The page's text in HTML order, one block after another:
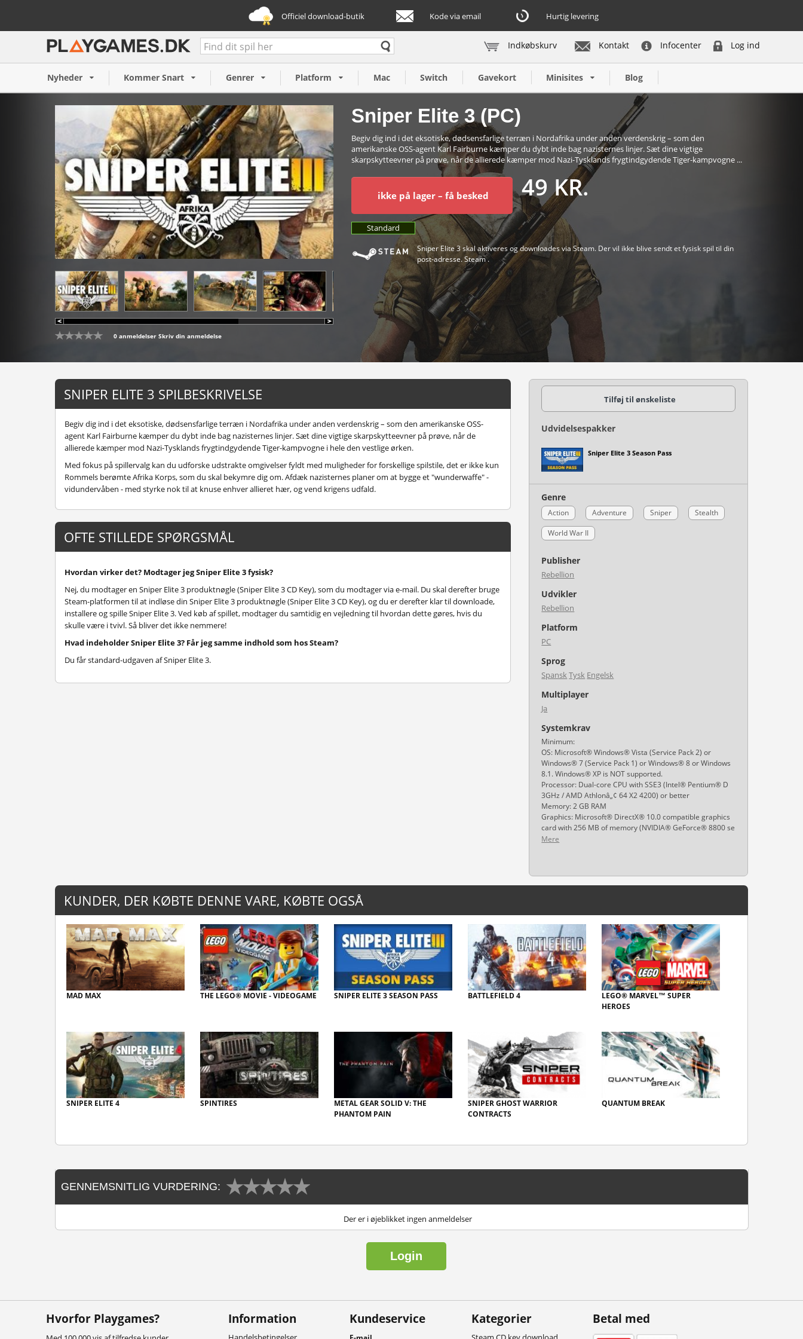
Officiel download-butik Kode via email Hurtig levering
Kontakt Infocenter Log ind
Indkøbskurv
Nyheder Kommer Snart Genrer Platform Mac Switch Gavekort Minisites Blog
0 anmeldelser Skriv din anmeldelse
Sniper Elite 3 (PC)
Begiv dig ind i det eksotiske, dødsensfarlige terræn i Nordafrika under anden verdenskrig – som den
amerikanske OSS-agent Karl Fairburne kæmper du dybt inde bag nazisternes linjer. Sæt dine vigtige
skarpskytteevner på prøve, når de allierede kæmper mod Nazi-Tysklands frygtindgydende Tiger-kampvogne ...
ikke på lager – få besked 49 KR.
Standard
Sniper Elite 3 skal aktiveres og downloades via Steam. Der vil ikke blive sendt et fysisk spil til din
post-adresse. Steam .
Sniper Elite 3 (PC)
49 kr.
SNIPER ELITE 3 SPILBESKRIVELSE
Begiv dig ind i det eksotiske, dødsensfarlige terræn i Nordafrika under anden verdenskrig – som den amerikanske OSS-
agent Karl Fairburne kæmper du dybt inde bag nazisternes linjer. Sæt dine vigtige skarpskytteevner på prøve, når de
allierede kæmper mod Nazi-Tysklands frygtindgydende Tiger-kampvogne i hele den vestlige ørken.
Med fokus på spillervalg kan du udforske udstrakte omgivelser fyldt med muligheder for forskellige spilstile, det er ikke kun
Rommels berømte Afrika Korps, som du skal bekymre dig om. Afdæk nazisternes planer om at bygge et "wunderwaffe" -
vidundervåben - med styrke nok til at knuse enhver allieret hær, og vend krigens udfald.
OFTE STILLEDE SPØRGSMÅL
Hvordan virker det? Modtager jeg Sniper Elite 3 fysisk?
Nej, du modtager en Sniper Elite 3 produktnøgle (Sniper Elite 3 CD Key), som du modtager via e-mail. Du skal derefter bruge
Steam-platformen til at indløse din Sniper Elite 3 produktnøgle (Sniper Elite 3 CD Key), og du er derefter klar til downloade,
installere og spille Sniper Elite 3. Ved køb af spillet, modtager du samtidig en vejledning til hvordan dette gøres, hvis du
skulle være i tvivl. Så bliver det ikke nemmere!
Hvad indeholder Sniper Elite 3? Får jeg samme indhold som hos Steam?
Du får standard-udgaven af Sniper Elite 3.
Tilføj til ønskeliste
Udvidelsespakker
Sniper Elite 3 Season Pass
Genre
Action Adventure Sniper
Stealth
World War II
Publisher
Rebellion
Udvikler
Rebellion
Platform
PC
Sprog
SpanskTysk Engelsk
Multiplayer
Ja
Systemkrav
Minimum:
OS: Microsoft® Windows® Vista (Service Pack 2) or
Windows® 7 (Service Pack 1) or Windows® 8 or Windows
8.1. Windows® XP is NOT supported.
Processor: Dual-core CPU with SSE3 (Intel® Pentium® D
3GHz / AMD Athlonâ„¢ 64 X2 4200) or better
Memory: 2 GB RAM
Graphics: Microsoft® DirectX® 10.0 compatible graphics
card with 256 MB of memory (NVIDIA® GeForce® 8800 se
Mere
KUNDER, DER KØBTE DENNE VARE, KØBTE OGSÅ
MAD MAX THE LEGO® MOVIE - VIDEOGAME SNIPER ELITE 3 SEASON PASS BATTLEFIELD 4
LEGO® MARVEL™ SUPER
HEROES
SNIPER ELITE 4 SPINTIRES
METAL GEAR SOLID V: THE
PHANTOM PAIN
SNIPER GHOST WARRIOR
CONTRACTS
QUANTUM BREAK
GENNEMSNITLIG VURDERING:
Der er i øjeblikket ingen anmeldelser
Login
Hvorfor Playgames? Information Kundeservice Kategorier Betal med